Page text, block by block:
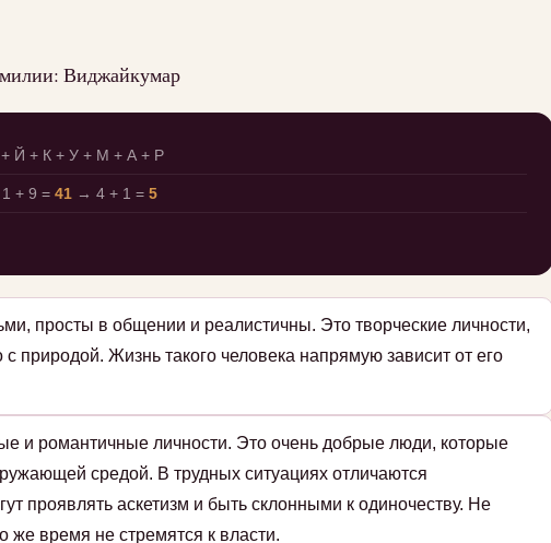
Виджайкумар
Й + К + У + М + А + Р
+ 9 = 41 → 4 + 1 = 5
просты в общении и реалистичны. Это творческие личности,
с природой. Жизнь такого человека напрямую зависит от его
и романтичные личности. Это очень добрые люди, которые
средой. В трудных ситуациях отличаются
проявлять аскетизм и быть склонными к одиночеству. Не
же время не стремятся к власти.